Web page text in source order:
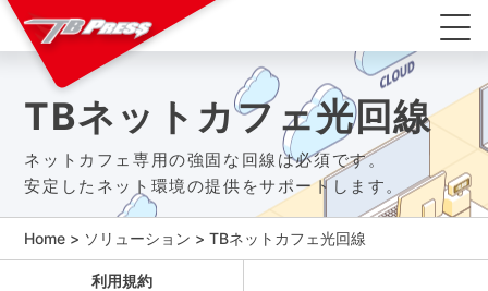
TBネットカフェ光回線
ネットカフェ専用の強固な回線は必須です。
安定したネット環境の提供をサポートします。
Home > ソリューション >TBネットカフェ光回線
利用規約